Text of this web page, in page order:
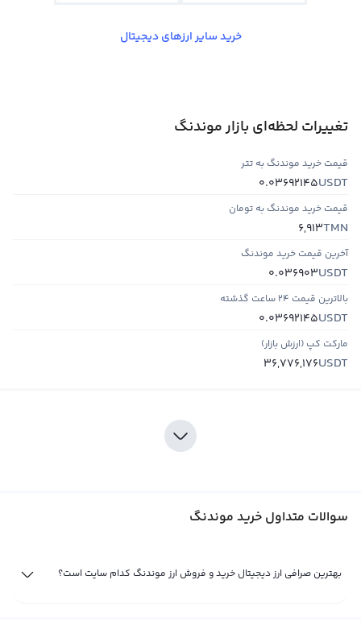
خرید سایر ارزهای دیجیتال
تغییرات لحظه‌ای بازار موندنگ
قیمت خرید موندنگ به تتر
USDT
0.03692145
قیمت خرید موندنگ به تومان
TMN
6,913
آخرین قیمت خرید موندنگ
USDT
0.036903
بالاترین قیمت ۲۴ ساعت گذشته
USDT
0.03692145
مارکت کپ (ارزش بازار)
USDT
36,776,176
سوالات متداول خرید موندنگ
بهترین صرافی ارز دیجیتال خرید و فروش ارز موندنگ کدام سایت است؟